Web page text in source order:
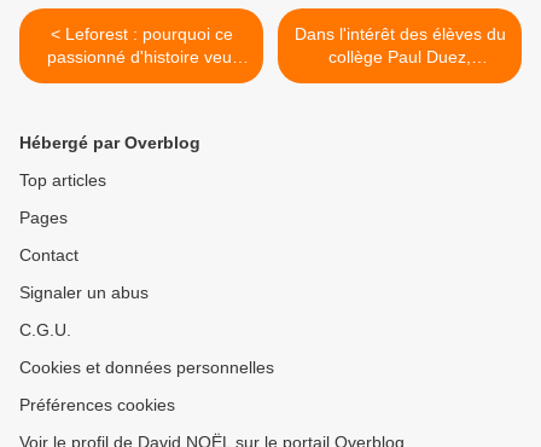
< Leforest : pourquoi ce
passionné d'histoire veut
faire rectifier une plaque
Dans l'intérêt des élèves du
collège Paul Duez,
mobilisons-nous pour ne
Hébergé par Overblog
Top articles
Pages
Contact
Signaler un abus
C.G.U.
Cookies et données personnelles
Préférences cookies
Voir le profil de David NOËL sur le portail Overblog